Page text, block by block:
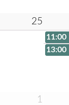
25
11:00
13:00
1